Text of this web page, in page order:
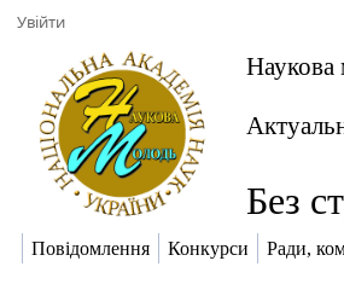
Увійти
Без
Повідомлення Конкурси Ради,